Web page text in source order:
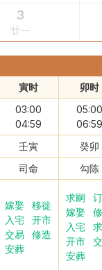
3
廿一
寅时 卯时
03:00
04:59
05:00
06:59
壬寅
癸卯
司命 勾陈
嫁娶
移徙
入宅
开市
交易
修造
安葬
求嗣
嫁娶
入宅
开市
安葬